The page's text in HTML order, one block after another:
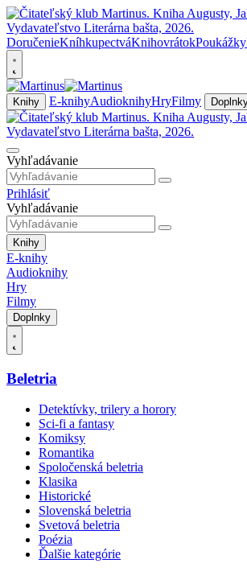
DoručenieKníhkupectváKnihovrátokPoukážky
Knihy E-knihyAudioknihyHryFilmy
Vyhľadávanie
Prihlásiť
Vyhľadávanie
Knihy
E-knihy
Audioknihy
Hry
Filmy
Doplnky
Beletria
Detektívky, trilery a horory
Sci-fi a fantasy
Komiksy
Romantika
Spoločenská beletria
Klasika
Historické
Slovenská beletria
Svetová beletria
Poézia
Ďalšie kategórie